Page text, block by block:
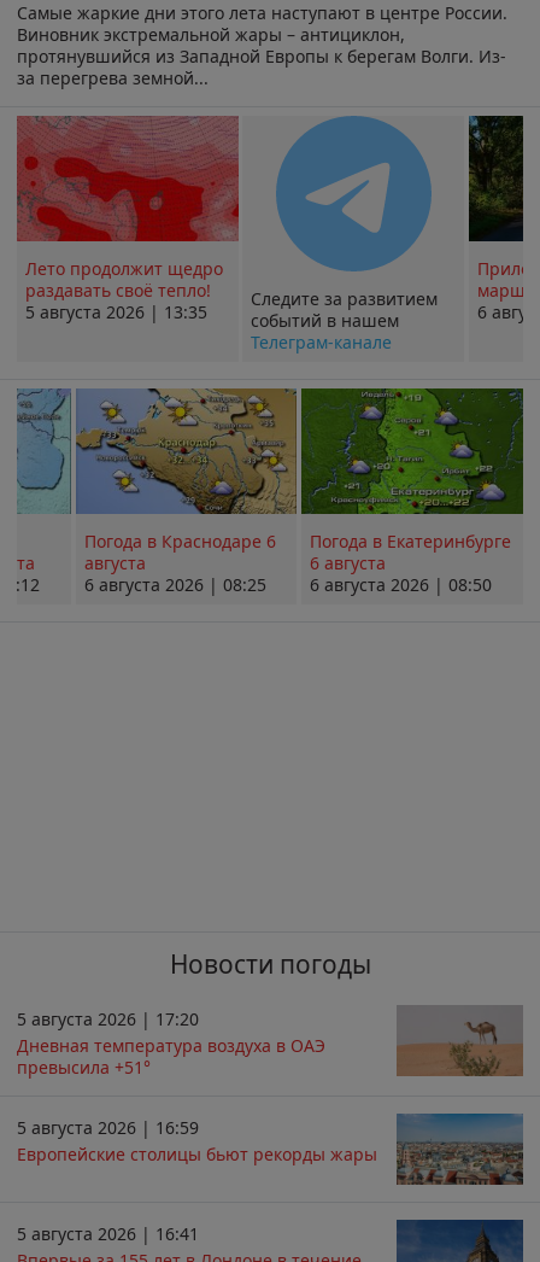
Самые жаркие дни этого лета наступают в центре России.
Виновник экстремальной жары – антициклон,
протянувшийся из Западной Европы к берегам Волги. Из-
за перегрева земной...
Лето продолжит щедро
раздавать своё тепло!
5 августа 2026 | 13:35
Следите за развитием
событий в нашем
Телеграм-канале
6
Погода в Краснодаре 6
августа
6 августа 2026 | 08:25
Погода в Екатеринбурге
6 августа
6 августа 2026 | 08:50
Новости погоды
5 августа 2026 | 17:20
Дневная температура воздуха в ОАЭ
превысила +51°
5 августа 2026 | 16:59
Европейские столицы бьют рекорды жары
5 августа 2026 | 16:41